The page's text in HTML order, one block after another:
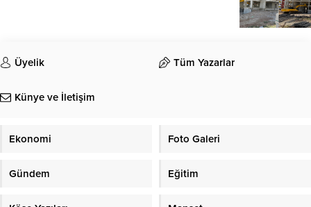
Üyelik Tüm Yazarlar
Künye ve İletişim
Ekonomi Foto Galeri
Gündem Eğitim